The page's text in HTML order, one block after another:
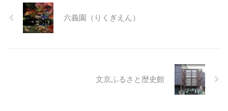
六義園（りくぎえん）
文京ふるさと歴史館